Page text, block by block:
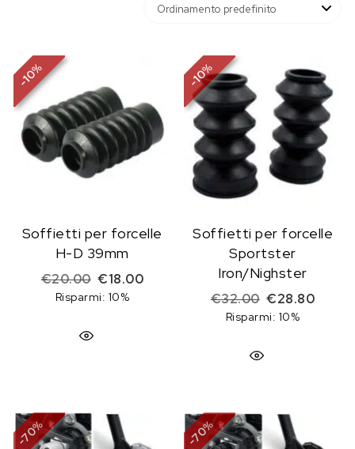
-
10
%
Soffietti per forcelle
H-D 39mm
€20.00 Il prezzo originale era: €20.00.
€18.00Il prezzo attuale è: €18.00.
Risparmi: 10%
-
10
%
Soffietti per forcelle
Sportster
Iron/Nighster
€32.00 Il prezzo
€28.80Il
Risparmi: 10%
-
70
%
-
70
%